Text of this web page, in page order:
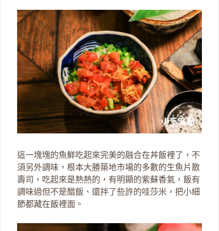
這一塊塊的魚鮮吃起來完美的融合在丼飯裡了，不
須另外調味，根本大勝築地市場的多數的生魚片散
壽司，吃起來是熱熱的，有明顯的紫蘇香氣，飯有
調味過但不是醋飯、還拌了些許的哇莎米，把小細
節都藏在飯裡面。